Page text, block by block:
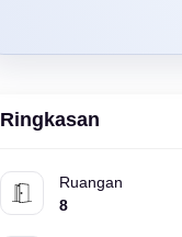
Ringkasan
Ruangan
8